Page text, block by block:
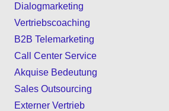
Dialogmarketing
Vertriebscoaching
B2B Telemarketing
Call Center Service
Akquise Bedeutung
Sales Outsourcing
Externer Vertrieb